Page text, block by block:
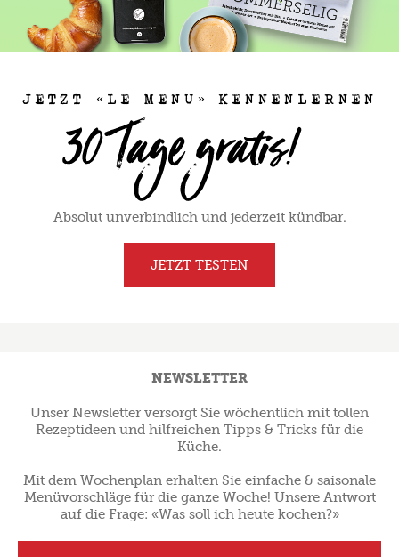
JETZT «LE MENU» KENNENLERNEN
Absolut unverbindlich und jederzeit kündbar.
JETZT TESTEN
NEWSLETTER
Unser Newsletter versorgt Sie wöchentlich mit tollen
Rezeptideen und hilfreichen Tipps & Tricks für die
Küche.
Mit dem Wochenplan erhalten Sie einfache & saisonale
Menüvorschläge für die ganze Woche! Unsere Antwort
auf die Frage: «Was soll ich heute kochen?»